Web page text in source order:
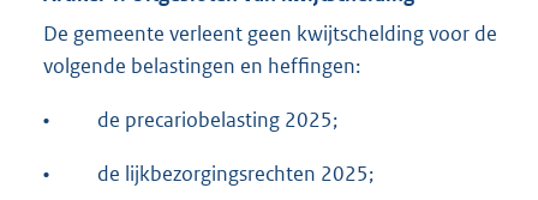
De gemeente verleent geen kwijtschelding voor de
volgende belastingen en heffingen:
• de precariobelasting 2025;
• de lijkbezorgingsrechten 2025;